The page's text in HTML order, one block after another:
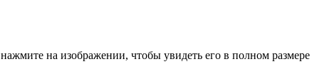
нажмите на изображении, чтобы увидеть его в полном размере